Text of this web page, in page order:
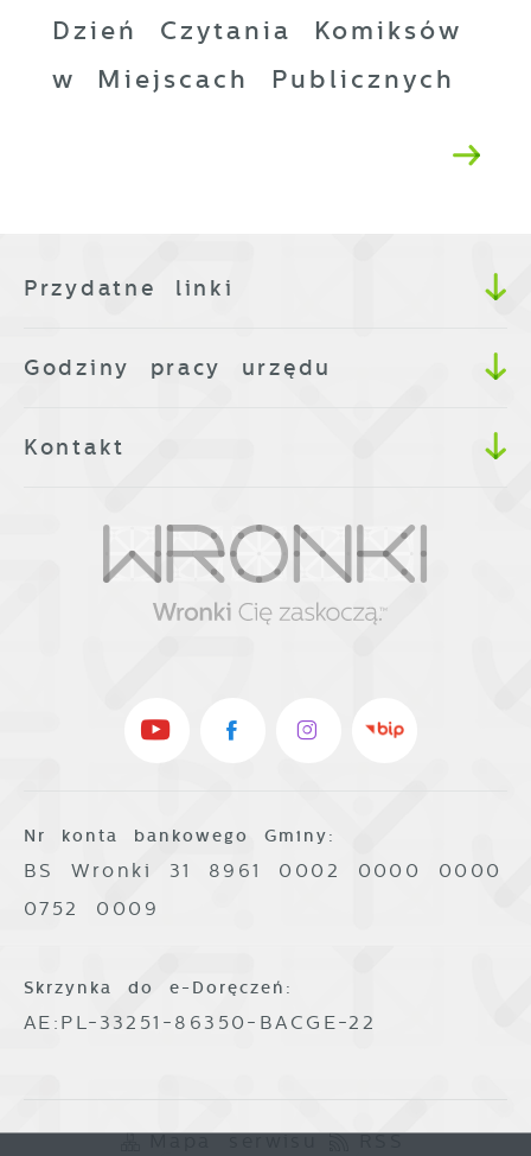
Dzień Czytania Komiksów
w Miejscach Publicznych
Przydatne linki
Godziny pracy urzędu
Kontakt
Nr konta bankowego Gminy:
BS Wronki 31 8961 0002 0000 0000
0752 0009
Skrzynka do e-Doręczeń:
AE:PL-33251-86350-BACGE-22
Mapa serwisu RSS